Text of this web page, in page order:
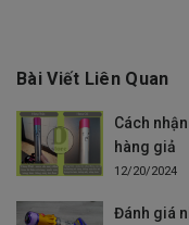
Bài Viết Liên Quan
Cách
hàng giả
12/20/2024
Đánh giá